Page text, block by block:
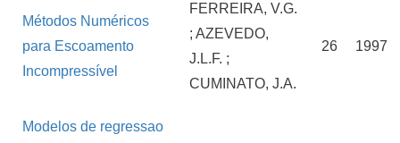
Métodos Numéricos
para Escoamento
Incompressível
FERREIRA, V.G.
; AZEVEDO,
J.L.F. ;
CUMINATO, J.A.
26 1997
Modelos de regressao